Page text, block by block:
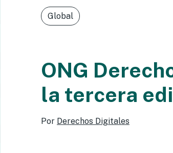
Global
ONG
la tercera
Por Derechos Digitales